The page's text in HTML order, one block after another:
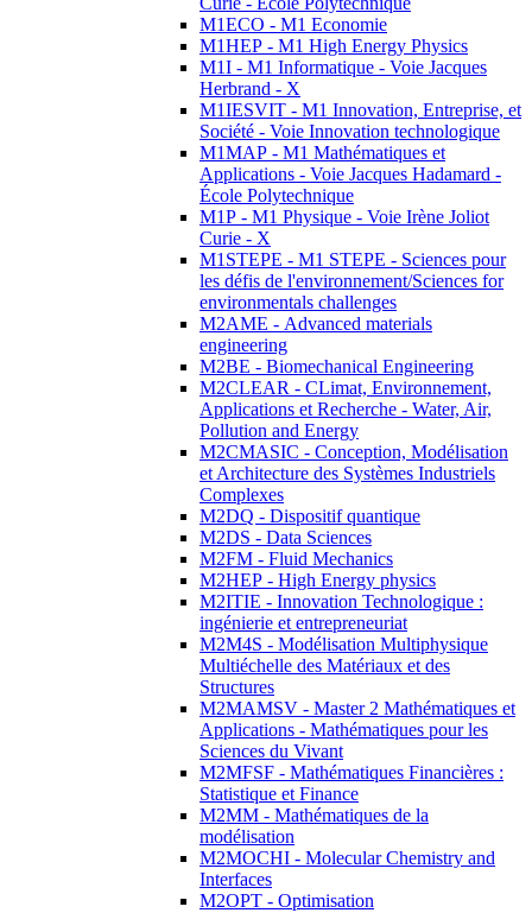
M1ECO - M1 Economie
M1HEP - M1 High Energy Physics
M1I - M1 Informatique - Voie Jacques
Herbrand - X
M1IESVIT - M1 Innovation, Entreprise, et
Société - Voie Innovation technologique
M1MAP - M1 Mathématiques et
Applications - Voie Jacques Hadamard -
École Polytechnique
M1P - M1 Physique - Voie Irène Joliot
Curie - X
M1STEPE - M1 STEPE - Sciences pour
les défis de l'environnement/Sciences for
environmentals challenges
M2AME - Advanced materials
engineering
M2BE - Biomechanical Engineering
M2CLEAR - CLimat, Environnement,
Applications et Recherche - Water, Air,
Pollution and Energy
M2CMASIC - Conception, Modélisation
et Architecture des Systèmes Industriels
Complexes
M2DQ - Dispositif quantique
M2DS - Data Sciences
M2FM - Fluid Mechanics
M2HEP - High Energy physics
M2ITIE - Innovation Technologique :
ingénierie et entrepreneuriat
M2M4S - Modélisation Multiphysique
Multiéchelle des Matériaux et des
Structures
M2MAMSV - Master 2 Mathématiques et
Applications - Mathématiques pour les
Sciences du Vivant
M2MFSF - Mathématiques Financières :
Statistique et Finance
M2MM - Mathématiques de la
modélisation
M2MOCHI - Molecular Chemistry and
Interfaces
M2OPT - Optimisation